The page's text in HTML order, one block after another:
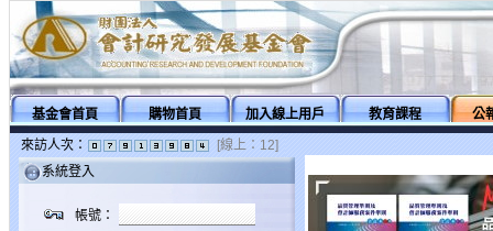
基金會首頁 購物首頁 加入線上用戶 教育課程
公
來訪人次：
[線上：12]
系統登入
帳號：